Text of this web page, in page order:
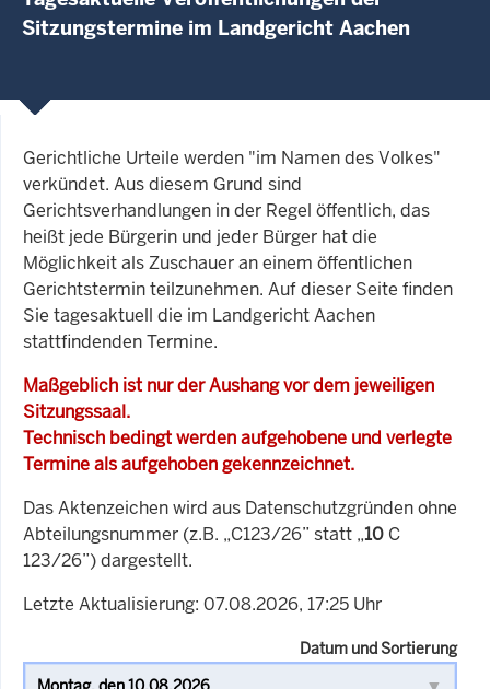
Sitzungstermine im Landgericht Aachen
Gerichtliche Urteile werden "im Namen des Volkes"
verkündet. Aus diesem Grund sind
Gerichtsverhandlungen in der Regel öffentlich, das
heißt jede Bürgerin und jeder Bürger hat die
Möglichkeit als Zuschauer an einem öffentlichen
Gerichtstermin teilzunehmen. Auf dieser Seite finden
Sie tagesaktuell die im Landgericht Aachen
stattfindenden Termine.
Maßgeblich ist nur der Aushang vor dem jeweiligen
Sitzungssaal.
Technisch bedingt werden aufgehobene und verlegte
Termine als aufgehoben gekennzeichnet.
Das Aktenzeichen wird aus Datenschutzgründen ohne
Abteilungsnummer (z.B. „C123/26” statt „10 C
123/26”) dargestellt.
Letzte Aktualisierung: 07.08.2026, 17:25 Uhr
Datum und Sortierung